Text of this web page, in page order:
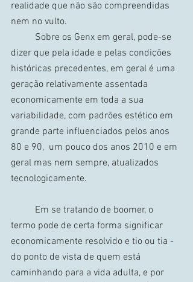
realidade que não são compreendidas
nem no vulto.
dizer que pela idade e pelas condições
históricas precedentes, em geral é uma
geração relativamente assentada
economicamente em toda a sua
variabilidade, com padrões estético em
grande parte influenciados pelos anos
80 e 90,  um pouco dos anos 2010 e em
geral mas nem sempre, atualizados
tecnologicamente.
termo pode de certa forma significar
economicamente resolvido e tio ou tia -
do ponto de vista de quem está
caminhando para a vida adulta, e por